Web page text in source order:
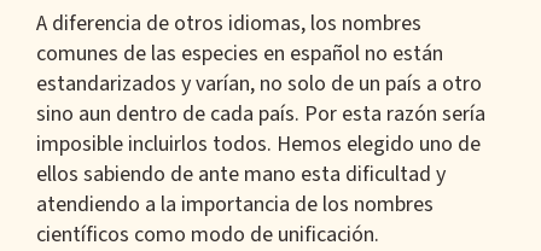
A diferencia de otros idiomas, los nombres
comunes de las especies en español no están
estandarizados y varían, no solo de un país a otro
sino aun dentro de cada país. Por esta razón sería
imposible incluirlos todos. Hemos elegido uno de
ellos sabiendo de ante mano esta dificultad y
atendiendo a la importancia de los nombres
científicos como modo de unificación.